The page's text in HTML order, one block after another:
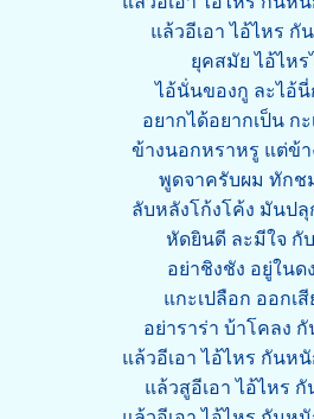
แล้วอีเอา ไอ้ไหร กั
ยุคสมัย ไอ้ไหร
ไอ้นั่นของกู ละไอ้นี่
อยากได้อยากเป็น ก
ข้างนอกหราหรู แต่ข้า
พูดจาครับผม ทักช
ลับหลังโก้งโค้ง มันป
หัดยินดี ละมีใจ กั
อย่าชิงชัง อยู่ในด
แกะเปลือก ออกเสี
อย่าราร่า บ้าโคลง
แล้วอีเอา ไอ้ไหร กันหนั
แล้วสูอีเอา ไอ้ไหร